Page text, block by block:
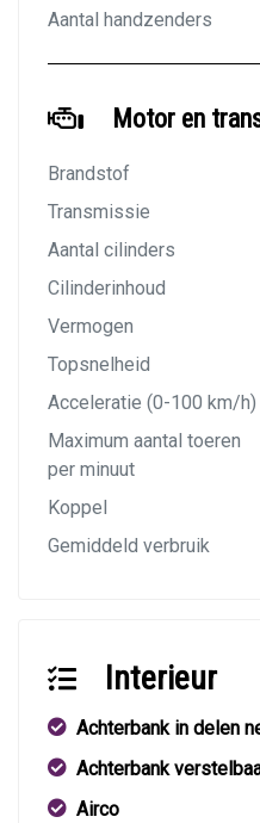
Aantal handzenders
Motor en
Brandstof
Transmissie
Aantal cilinders
Cilinderinhoud
Vermogen
Topsnelheid
Acceleratie (0-100 km/h)
Maximum aantal toeren
per minuut
Koppel
Gemiddeld verbruik
Interieur
Achterbank in delen
Achterbank
Airco